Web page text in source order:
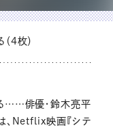
4枚）
……俳優・鈴木亮平
、Netflix映画『シテ